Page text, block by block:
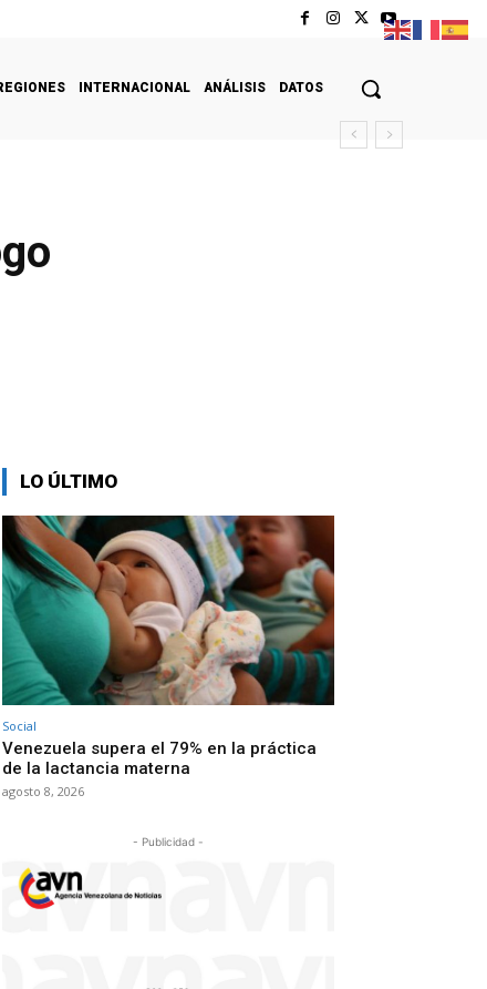
INTERNACIONAL ANÁLISIS DATOS
LO ÚLTIMO
Social
Venezuela supera el 79% en la práctica
de la lactancia materna
agosto 8, 2026
- Publicidad -